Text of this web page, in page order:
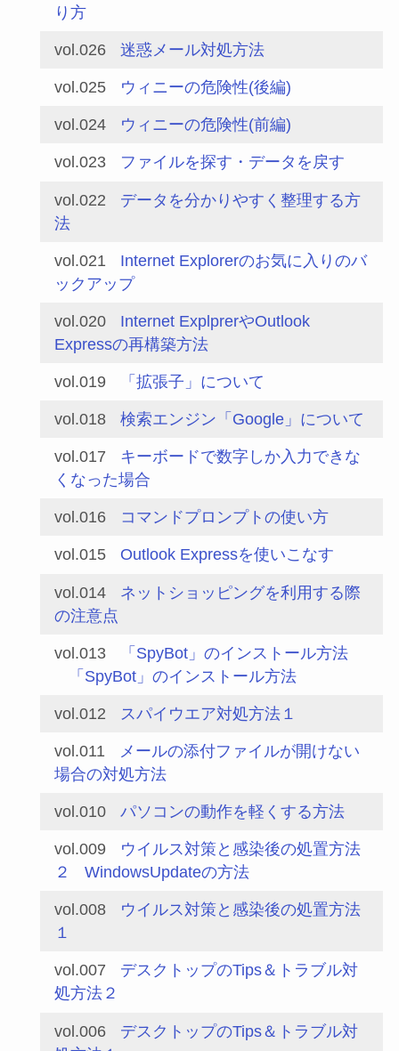
り方
vol.026 迷惑メール対処方法
vol.025 ウィニーの危険性(後編)
vol.024 ウィニーの危険性(前編)
vol.023 ファイルを探す・データを戻す
vol.022
データを分かりやすく整理する方
法
vol.021
Internet Explorerのお気に入りのバ
ックアップ
vol.020
Internet ExplprerやOutlook
Expressの再構築方法
vol.019 「拡張子」について
vol.018 検索エンジン「Google」について
vol.017
キーボードで数字しか入力できな
くなった場合
vol.016 コマンドプロンプトの使い方
vol.015 Outlook Expressを使いこなす
vol.014
ネットショッピングを利用する際
の注意点
vol.013
「SpyBot」のインストール方法
「SpyBot」のインストール方法
vol.012 スパイウエア対処方法１
vol.011
メールの添付ファイルが開けない
場合の対処方法
vol.010 パソコンの動作を軽くする方法
vol.009
ウイルス対策と感染後の処置方法
２
WindowsUpdateの方法
vol.008
ウイルス対策と感染後の処置方法
１
vol.007
デスクトップのTips＆トラブル対
処方法２
vol.006
デスクトップのTips＆トラブル対